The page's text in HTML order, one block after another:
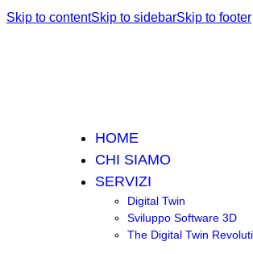
Skip to contentSkip to sidebarSkip to footer
HOME
CHI SIAMO
SERVIZI
Digital Twin
Sviluppo Software 3D
The Digital Twin